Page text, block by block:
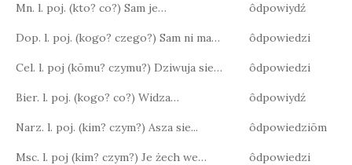
Mn. l. poj. (kto? co?) Sam je… ôdpowiydź
Dop. l. poj. (kogo? czego?) Sam ni ma… ôdpowiedzi
Cel. l. poj (kōmu? czymu?) Dziwuja sie… ôdpowiedzi
Bier. l. poj. (kogo? co?) Widza… ôdpowiydź
Narz. l. poj. (kim? czym?) Asza sie... ôdpowiedziōm
Msc. l. poj (kim? czym?) Je żech we… ôdpowiedzi